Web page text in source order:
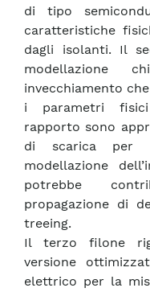
di tipo
caratteristiche
dagli isolanti. Il
modellazione
invecchiamento
i parametri
rapporto sono
di scarica per
modellazione
potrebbe
propagazione di
treeing.
Il terzo filone
versione
elettrico per la